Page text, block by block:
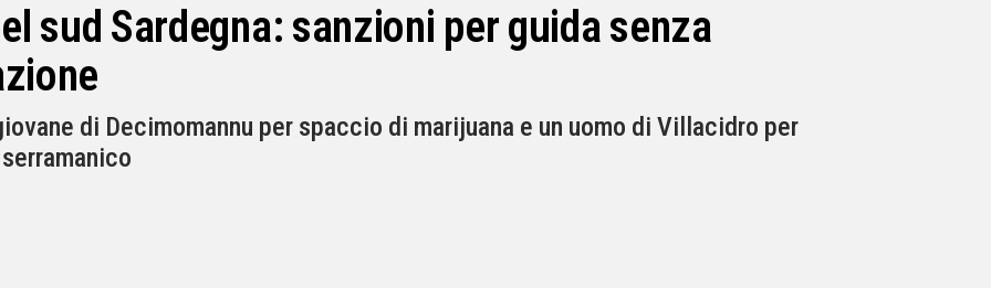
sud Sardegna: sanzioni per guida senza
di Decimomannu per spaccio di marijuana e un uomo di Villacidro per